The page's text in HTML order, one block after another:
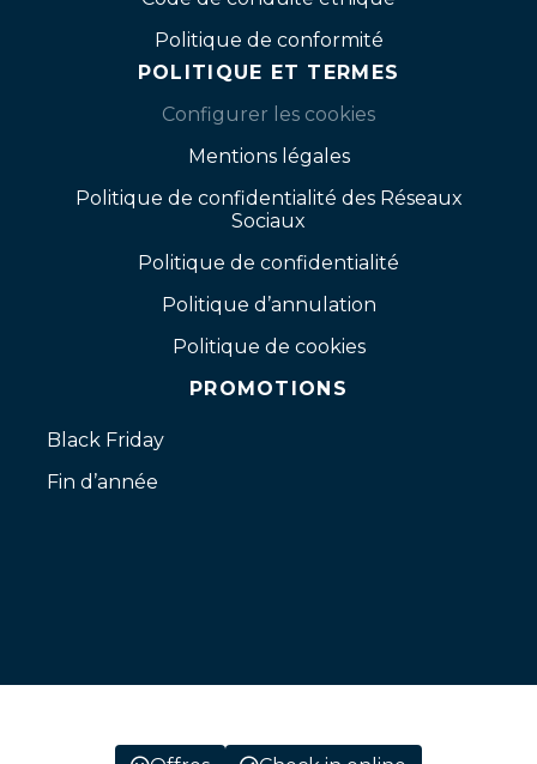
Politique de conformité
POLITIQUE ET TERMES
Configurer les cookies
Mentions légales
Politique de confidentialité des Réseaux
Sociaux
Politique de confidentialité
Politique d’annulation
Politique de cookies
PROMOTIONS
Black Friday
Fin d’année